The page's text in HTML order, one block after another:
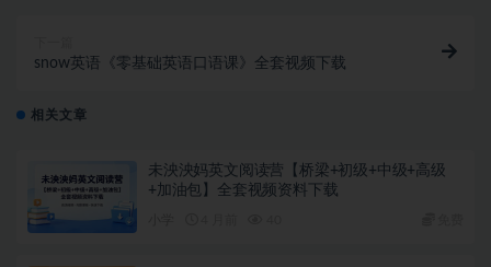
snow英语《零基础英语口语课》全套视频下载
相关文章
未泱泱妈英文阅读营【桥梁+初级+中级+高级
+加油包】全套视频资料下载